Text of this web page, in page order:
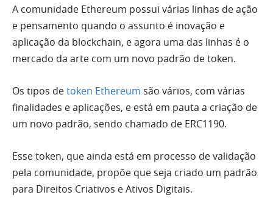
A comunidade Ethereum possui várias linhas de ação
e pensamento quando o assunto é inovação e
aplicação da blockchain, e agora uma das linhas é o
mercado da arte com um novo padrão de token.
Os tipos detoken Ethereum são vários, com várias
finalidades e aplicações, e está em pauta a criação de
um novo padrão, sendo chamado de ERC1190.
Esse token, que ainda está em processo de validação
pela comunidade, propõe que seja criado um padrão
para Direitos Criativos e Ativos Digitais.